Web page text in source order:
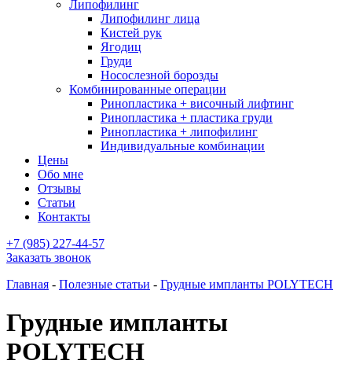
Липофилинг
Липофилинг лица
Кистей рук
Ягодиц
Груди
Носослезной борозды
Комбинированные операции
Ринопластика + височный лифтинг
Ринопластика + пластика груди
Ринопластика + липофилинг
Индивидуальные комбинации
Цены
Обо мне
Отзывы
Статьи
Контакты
+7 (985) 227-44-57
Заказать звонок
Главная - Полезные статьи - Грудные импланты POLYTECH
Грудные импланты
POLYTECH